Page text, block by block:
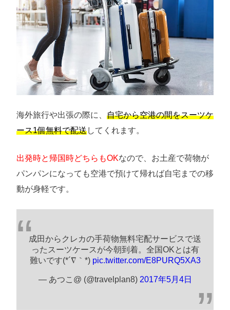
海外旅行や出張の際に、 自宅から空港の間をスーツケ
ース1個無料で配送してくれます。
出発時と帰国時どちらもOKなので、お土産で荷物が
パンパンになっても空港で預けて帰れば自宅までの移
動が身軽です。
成田からクレカの手荷物無料宅配サービスで送
ったスーツケースが今朝到着。全国OKとは有
難いです(*´∇｀*) pic.twitter.com/E8PURQ5XA3
— あつこ@ (@travelplan8) 2017年5月4日